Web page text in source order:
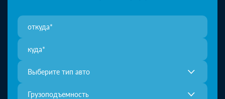
Выберите тип авто
Грузоподъемность